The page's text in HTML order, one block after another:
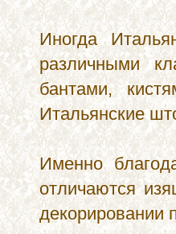
Иногда
различными
бантами,
Итальянские
Именно
отличаются
декорировании